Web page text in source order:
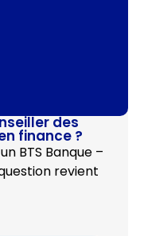
des
finance ?
BTS Banque –
revient